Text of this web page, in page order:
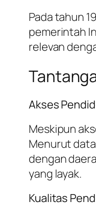
Pada tahun
pemerintah
relevan
Akses
Meskipun
Menurut
dengan
yang layak.
Kualitas